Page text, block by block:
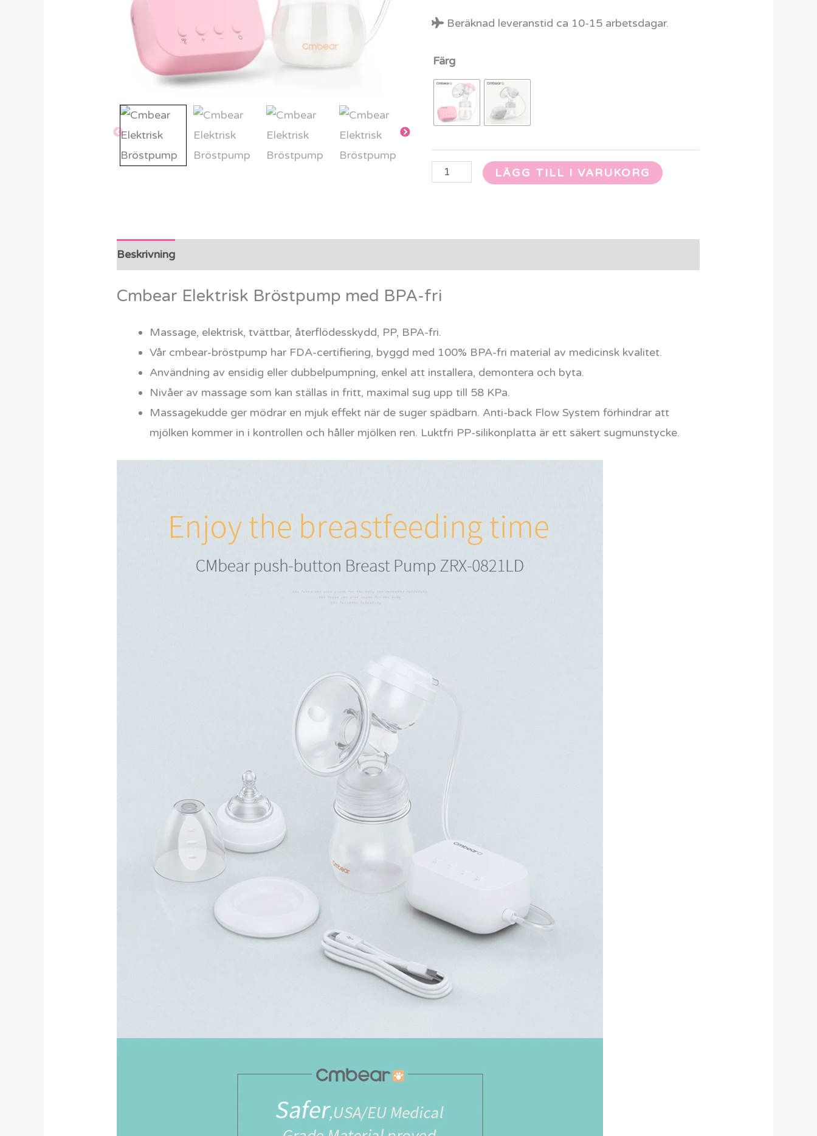
Beräknad leveranstid ca 10-15 arbetsdagar.
Färg
LÄGG TILL I VARUKORG
Beskrivning
Cmbear Elektrisk Bröstpump med BPA-fri
Massage, elektrisk, tvättbar, återflödesskydd, PP, BPA-fri.
Vår cmbear-bröstpump har FDA-certifiering, byggd med 100% BPA-fri material av medicinsk kvalitet.
Användning av ensidig eller dubbelpumpning, enkel att installera, demontera och byta.
Nivåer av massage som kan ställas in fritt, maximal sug upp till 58 KPa.
Massagekudde ger mödrar en mjuk effekt när de suger spädbarn. Anti-back Flow System förhindrar att
mjölken kommer in i kontrollen och håller mjölken ren. Luktfri PP-silikonplatta är ett säkert sugmunstycke.